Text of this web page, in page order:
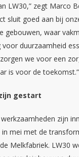
LW30,” zegt Marco
sluit goed aan bij
gebouwen, waar
duurzaamheid
we voor een
is voor de toekomst.”
gestart
zijn
mei met de
Melkfabriek. LW30